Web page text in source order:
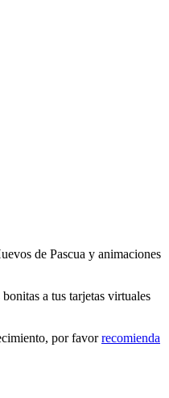
de Pascua y animaciones
a tus tarjetas virtuales
por favorrecomienda